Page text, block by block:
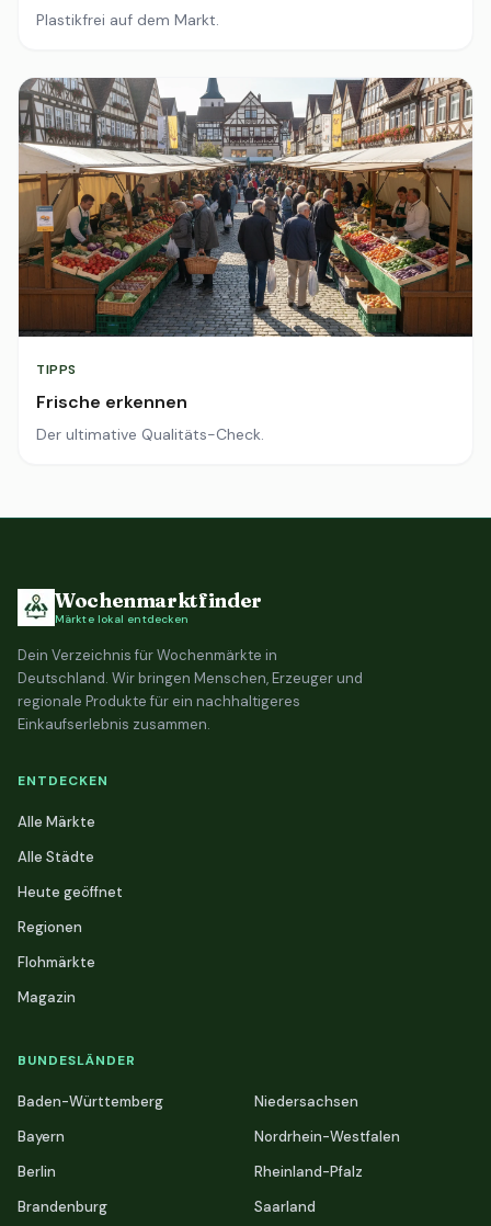
Plastikfrei auf dem Markt.
TIPPS
Frische erkennen
Der ultimative Qualitäts-Check.
Wochenmarktfinder
Märkte lokal entdecken
Dein Verzeichnis für Wochenmärkte in
Deutschland. Wir bringen Menschen, Erzeuger und
regionale Produkte für ein nachhaltigeres
Einkaufserlebnis zusammen.
ENTDECKEN
Alle Märkte
Alle Städte
Heute geöffnet
Regionen
Flohmärkte
Magazin
BUNDESLÄNDER
Baden-Württemberg
Bayern
Berlin
Brandenburg
Niedersachsen
Nordrhein-Westfalen
Rheinland-Pfalz
Saarland